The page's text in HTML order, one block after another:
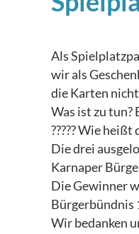
Als
wir als
die Karten
Was ist zu
????? Wie heißt
Die drei
Karnaper
Die Gewinner
Bürgerbündnis
Wir bedanken